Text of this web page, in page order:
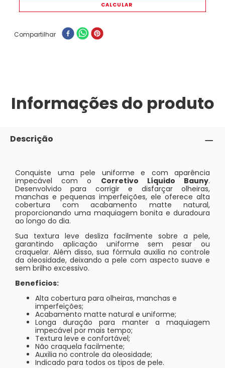
Compartilhar
Informações do produto
Descrição
Conquiste uma pele uniforme e com aparência
impecável com o Corretivo Líquido Bauny.
Desenvolvido para corrigir e disfarçar olheiras,
manchas e pequenas imperfeições, ele oferece alta
cobertura com acabamento matte natural,
proporcionando uma maquiagem bonita e duradoura
ao longo do dia.
Sua textura leve desliza facilmente sobre a pele,
garantindo aplicação uniforme sem pesar ou
craquelar. Além disso, sua fórmula auxilia no controle
da oleosidade, deixando a pele com aspecto suave e
sem brilho excessivo.
Benefícios:
Alta cobertura para olheiras, manchas e
imperfeições;
Acabamento matte natural e uniforme;
Longa duração para manter a maquiagem
impecável por mais tempo;
Textura leve e confortável;
Não craquela facilmente;
Auxilia no controle da oleosidade;
Indicado para todos os tipos de pele.